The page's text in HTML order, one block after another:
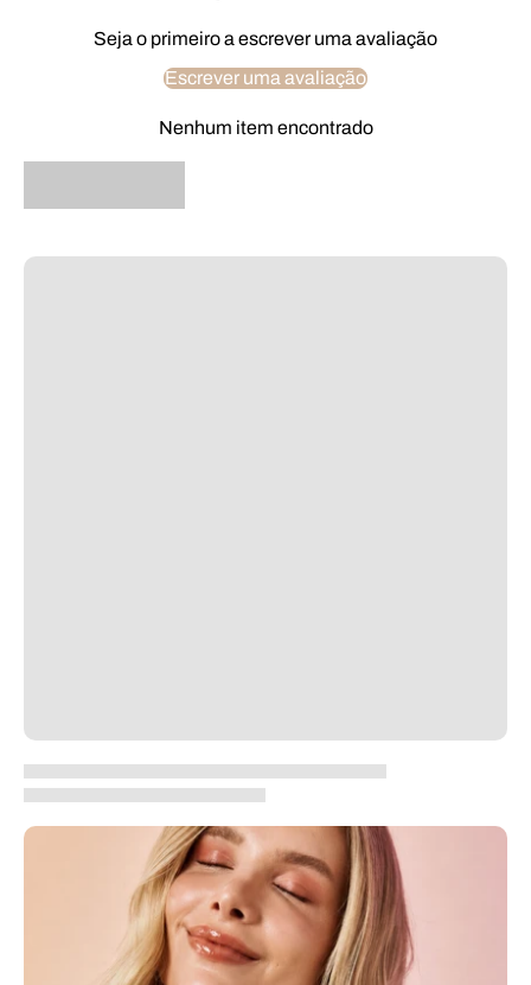
Seja o primeiro a escrever uma avaliação
Escrever uma avaliação
Nenhum item encontrado